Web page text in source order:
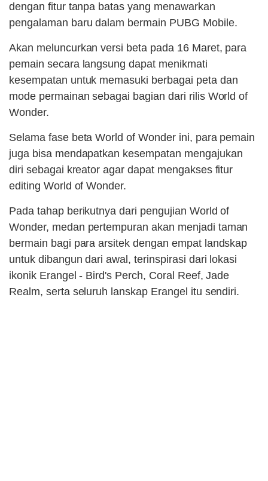
dengan fitur tanpa batas yang menawarkan
pengalaman baru dalam bermain PUBG Mobile.
Akan meluncurkan versi beta pada 16 Maret, para
pemain secara langsung dapat menikmati
kesempatan untuk memasuki berbagai peta dan
mode permainan sebagai bagian dari rilis World of
Wonder.
Selama fase beta World of Wonder ini, para pemain
juga bisa mendapatkan kesempatan mengajukan
diri sebagai kreator agar dapat mengakses fitur
editing World of Wonder.
Pada tahap berikutnya dari pengujian World of
Wonder, medan pertempuran akan menjadi taman
bermain bagi para arsitek dengan empat landskap
untuk dibangun dari awal, terinspirasi dari lokasi
ikonik Erangel - Bird's Perch, Coral Reef, Jade
Realm, serta seluruh lanskap Erangel itu sendiri.